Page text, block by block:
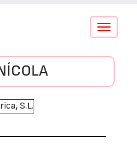
Conmutar